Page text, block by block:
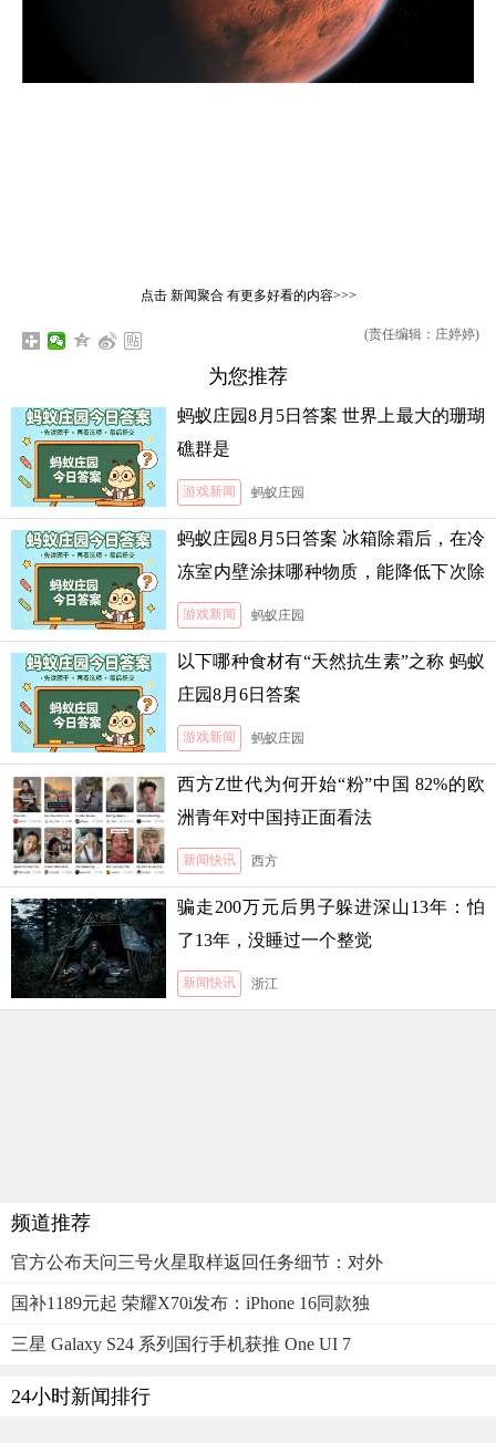
点击 新闻聚合有更多好看的内容>>>
(责任编辑：庄婷婷)
为您推荐
蚂蚁庄园8月5日答案 世界上最大的珊瑚
礁群是
游戏新闻 蚂蚁庄园
蚂蚁庄园8月5日答案 冰箱除霜后，在冷
冻室内壁涂抹哪种物质，能降低下次除
霜的难度
游戏新闻 蚂蚁庄园
以下哪种食材有“天然抗生素”之称 蚂蚁
庄园8月6日答案
游戏新闻 蚂蚁庄园
西方Z世代为何开始“粉”中国 82%的欧
洲青年对中国持正面看法
新闻快讯 西方
骗走200万元后男子躲进深山13年：怕
了13年，没睡过一个整觉
新闻快讯 浙江
频道推荐
官方公布天问三号火星取样返回任务细节：对外
国补1189元起 荣耀X70i发布：iPhone 16同款独
三星 Galaxy S24 系列国行手机获推 One UI 7
24小时新闻排行